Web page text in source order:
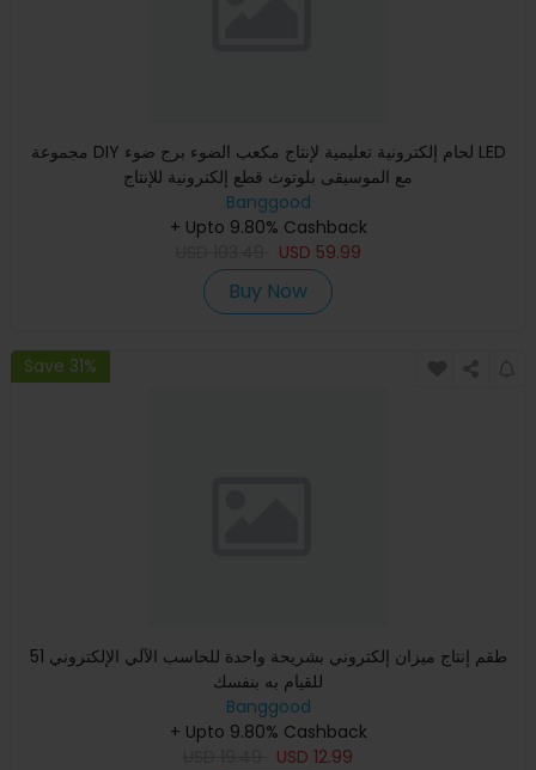
مجموعة DIY لحام إلكترونية تعليمية لإنتاج مكعب الضوء برج ضوء LED
مع الموسيقى بلوتوث قطع إلكترونية للإنتاج
Banggood
+ Upto 9.80% Cashback
USD 59.99
Buy Now
Save 31%
طقم إنتاج ميزان إلكتروني بشريحة واحدة للحاسب الآلي الإلكتروني 51
للقيام به بنفسك
Banggood
+ Upto 9.80% Cashback
USD 12.99